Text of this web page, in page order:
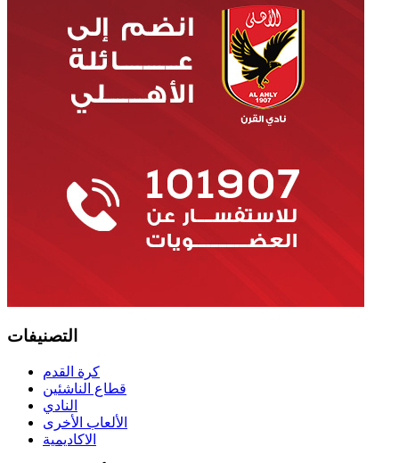
التصنيفات
كرة القدم
قطاع الناشئين
النادي
الألعاب الأخرى
الاكاديمية